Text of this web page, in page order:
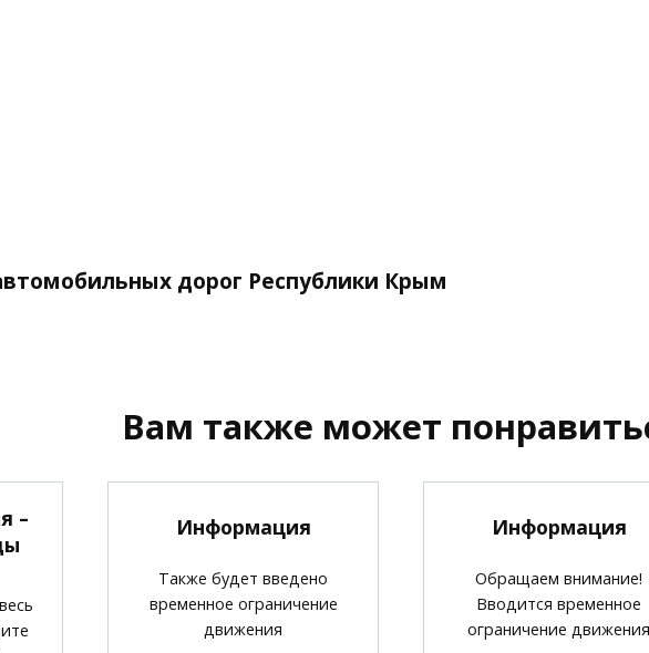
дорог Республики Крым
Вам также может
–
Информация
Также будет введено
временное ограничение
движения
Информация
Обращаем внимание!
Вводится временное
ограничение движения